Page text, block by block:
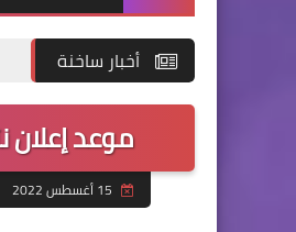
أخبار ساخنة
موعد إعلان نتيجة